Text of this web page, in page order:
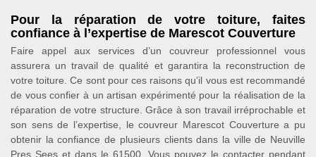
Pour la réparation de votre toiture, faites
confiance à l’expertise de Marescot Couverture
Faire appel aux services d’un couvreur professionnel vous
assurera un travail de qualité et garantira la reconstruction de
votre toiture. Ce sont pour ces raisons qu’il vous est recommandé
de vous confier à un artisan expérimenté pour la réalisation de la
réparation de votre structure. Grâce à son travail irréprochable et
son sens de l’expertise, le couvreur Marescot Couverture a pu
obtenir la confiance de plusieurs clients dans la ville de Neuville
Pres Sees et dans le 61500. Vous pouvez le contacter pendant